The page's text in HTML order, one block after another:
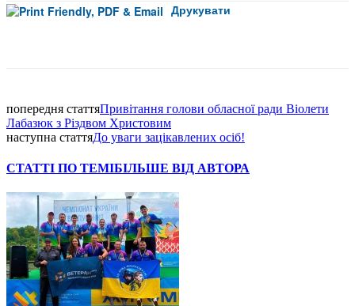
Друкувати
попередня статтяПривітання голови обласної ради Віолети
Лабазюк з Різдвом Христовим
наступна статтяДо уваги зацікавлених осіб!
СТАТТІ ПО ТЕМІБІЛЬШЕ ВІД АВТОРА